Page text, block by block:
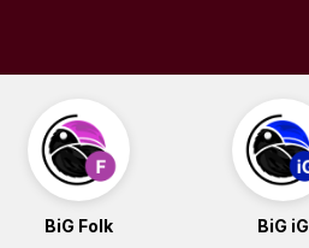
BiG Folk BiG iG